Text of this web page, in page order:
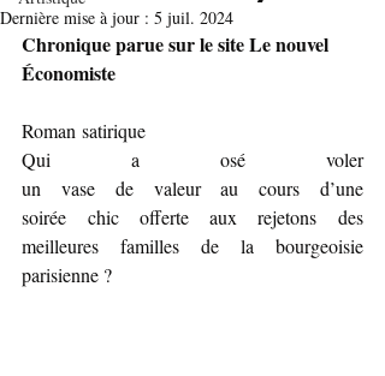
Dernière mise à jour : 5 juil. 2024
Chronique parue sur le site Le nouvel
Économiste
Roman satirique
Qui a osé voler
un vase de valeur au cours d’une
soirée chic offerte aux rejetons des
meilleures familles de la bourgeoisie
parisienne ?